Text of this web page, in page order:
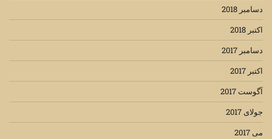
دسامبر 2018
اکتبر 2018
دسامبر 2017
اکتبر 2017
آگوست 2017
جولای 2017
می 2017